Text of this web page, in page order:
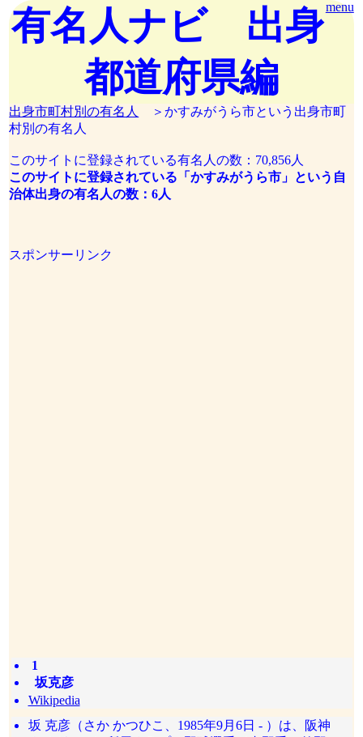
menu
有名人ナビ 出身
都道府県編
出身市町村別の有名人
＞かすみがうら市という出身市町
村別の有名人
このサイトに登録されている有名人の数：70,856人
このサイトに登録されている「かすみがうら市」という自
治体出身の有名人の数：6人
スポンサーリンク
1
坂克彦
Wikipedia
坂 克彦（さか かつひこ、1985年9月6日 - ）は、阪神